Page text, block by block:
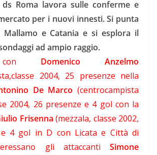
Roma lavora sulle conferme e
per i nuovi innesti. Si punta
e Catania e si esplora il
ad ampio raggio.
con Domenico Anzelmo
2004, 25 presenze nella
De Marco (centrocampista
2004, 26 presenze e 4 gol con la
Frisenna (mezzala, classe 2002,
4 gol in D con Licata e Città di
gli attaccanti Simone